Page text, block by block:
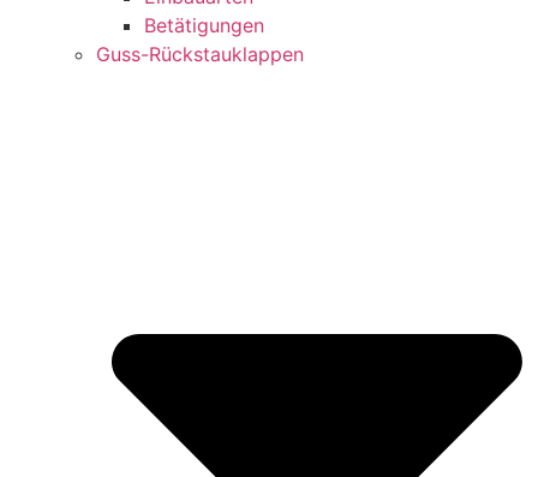
Betätigungen
Guss-Rückstauklappen